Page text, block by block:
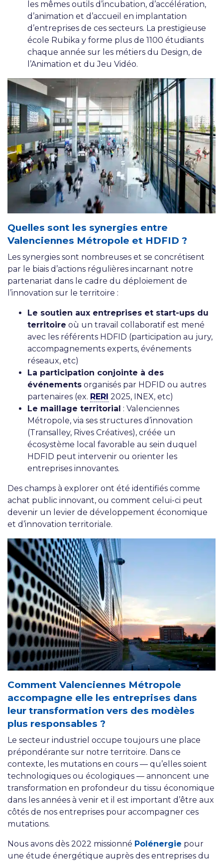
les mêmes outils d’incubation, d’accélération,
d’animation et d’accueil en implantation
d’entreprises de ces secteurs. La prestigieuse
école Rubika y forme plus de 1100 étudiants
chaque année sur les métiers du Design, de
l’Animation et du Jeu Vidéo.
Quelles sont les synergies entre
Valenciennes Métropole et HDFID ?
Les synergies sont nombreuses et se concrétisent
par le biais d’actions régulières incarnant notre
partenariat dans le cadre du déploiement de
l’innovation sur le territoire :
Le soutien aux entreprises et start-ups du
territoire où un travail collaboratif est mené
avec les référents HDFID (participation au jury,
accompagnements experts, événements
réseaux, etc)
La participation conjointe à des
événements organisés par HDFID ou autres
partenaires (ex. RERI 2025, INEX, etc)
Le maillage territorial : Valenciennes
Métropole, via ses structures d’innovation
(Transalley, Rives Créatives), créée un
écosystème local favorable au sein duquel
HDFID peut intervenir ou orienter les
entreprises innovantes.
Des champs à explorer ont été identifiés comme
achat public innovant, ou comment celui-ci peut
devenir un levier de développement économique
et d’innovation territoriale.
Comment Valenciennes Métropole
accompagne elle les entreprises dans
leur transformation vers des modèles
plus responsables ?
Le secteur industriel occupe toujours une place
prépondérante sur notre territoire. Dans ce
contexte, les mutations en cours — qu’elles soient
technologiques ou écologiques — annoncent une
transformation en profondeur du tissu économique
dans les années à venir et il est important d’être aux
côtés de nos entreprises pour accompagner ces
mutations.
Nous avons dès 2022 missionné Polénergie pour
une étude énergétique auprès des entreprises du